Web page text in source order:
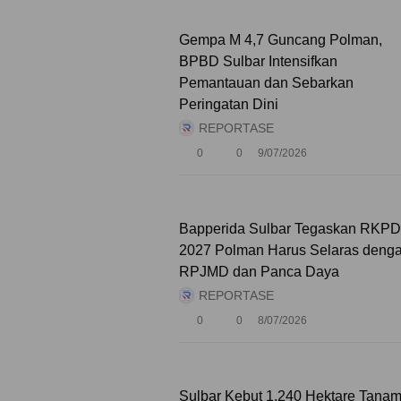
Gempa M 4,7 Guncang Polman,
BPBD Sulbar Intensifkan
Pemantauan dan Sebarkan
Peringatan Dini
REPORTASE
0 0 9/07/2026
Bapperida Sulbar Tegaskan RKPD
2027 Polman Harus Selaras
RPJMD dan Panca Daya
REPORTASE
0 0 8/07/2026
Sulbar Kebut 1.240 Hektare